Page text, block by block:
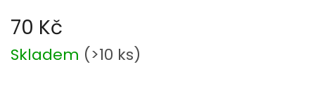
70 Kč
Měrná
cena:
Skladem (>10 ks)